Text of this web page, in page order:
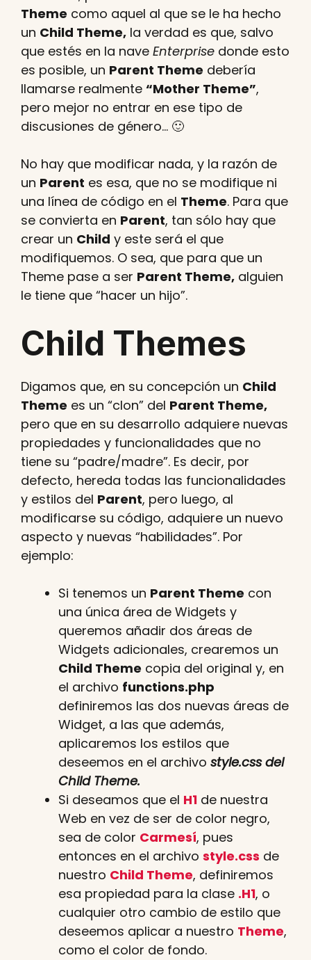
Theme como aquel al que se le ha hecho
un Child Theme, la verdad es que, salvo
que estés en la nave Enterprise donde esto
es posible, un Parent Theme debería
llamarse realmente “Mother Theme”,
pero mejor no entrar en ese tipo de
discusiones de género… 🙂
No hay que modificar nada, y la razón de
un Parent es esa, que no se modifique ni
una línea de código en el Theme. Para que
se convierta en Parent, tan sólo hay que
crear un Child y este será el que
modifiquemos. O sea, que para que un
Theme pase a ser Parent Theme, alguien
le tiene que “hacer un hijo”.
Child Themes
Digamos que, en su concepción un Child
Theme es un “clon” del Parent Theme,
pero que en su desarrollo adquiere nuevas
propiedades y funcionalidades que no
tiene su “padre/madre”. Es decir, por
defecto, hereda todas las funcionalidades
y estilos del Parent, pero luego, al
modificarse su código, adquiere un nuevo
aspecto y nuevas “habilidades”. Por
ejemplo:
Si tenemos un Parent Theme con
una única área de Widgets y
queremos añadir dos áreas de
Widgets adicionales, crearemos un
Child Theme copia del original y, en
el archivo functions.php
definiremos las dos nuevas áreas de
Widget, a las que además,
aplicaremos los estilos que
deseemos en el archivo style.cssdel
Child Theme.
Si deseamos que el H1 de nuestra
Web en vez de ser de color negro,
sea de color Carmesí, pues
entonces en el archivo style.css de
nuestro Child Theme, definiremos
esa propiedad para la clase .H1, o
cualquier otro cambio de estilo que
deseemos aplicar a nuestro Theme,
como el color de fondo.